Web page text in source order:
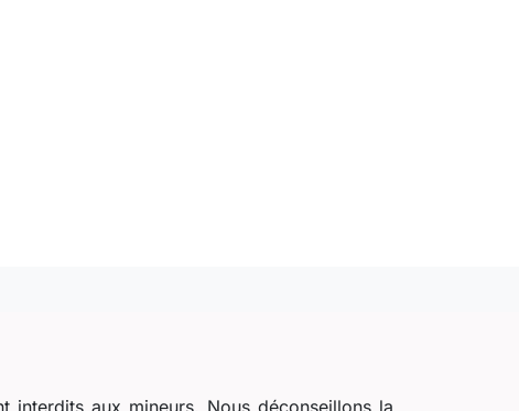
aux mineurs. Nous déconseillons la